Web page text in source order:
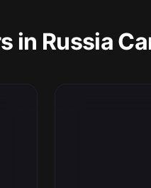
in Russia